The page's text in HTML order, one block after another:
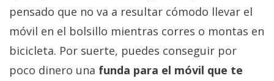
pensado que no va a resultar cómodo llevar el
móvil en el bolsillo mientras corres o montas en
bicicleta. Por suerte, puedes conseguir por
poco dinero una funda para el móvil que te